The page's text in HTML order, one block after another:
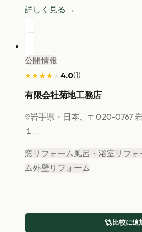
詳しく見る →
公開情報
★★★★★
★★★★★ 4.0(1)
有限会社菊地工務店
岩手県 ・日本、〒020-0767
１...
窓リフォーム風呂・浴室リフォ
ム外壁リフォーム
比較に追